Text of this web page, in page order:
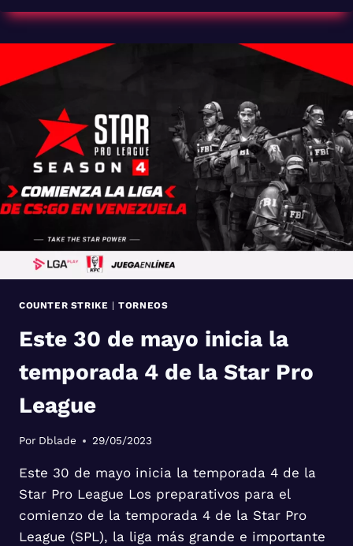
VS
SAVAGE
COUNTER STRIKE |TORNEOS
Este 30 de mayo inicia la
temporada 4 de la Star Pro
League
Por Dblade 29/05/2023
Este 30 de mayo inicia la temporada 4 de la
Star Pro League Los preparativos para el
comienzo de la temporada 4 de la Star Pro
League (SPL), la liga más grande e importante